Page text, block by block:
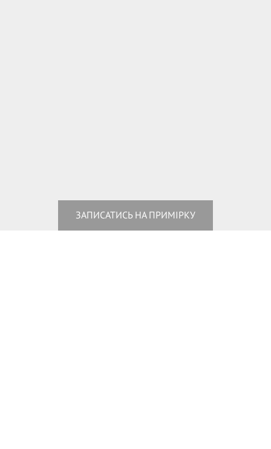
ЗАПИСАТИСЬ НА ПРИМІРКУ